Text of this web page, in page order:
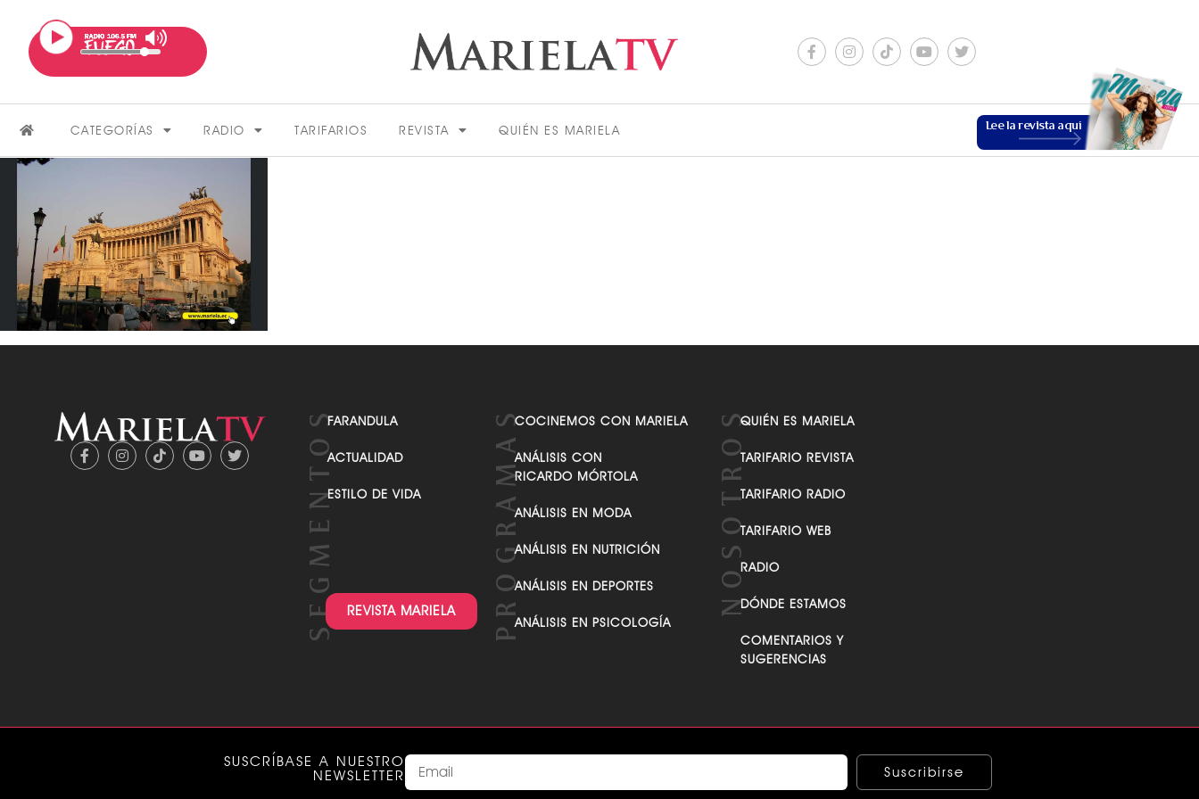
CATEGORÍAS RADIO TARIFARIOS REVISTA QUIÉN ES MARIELA Lee la revista aquí
FARÁNDULA
VER TODAS LAS CATEGORÍAS
FARANDULA
ACTUALIDAD
ESTILO DE VIDA
REVISTA MARIELA
COCINEMOS CON MARIELA
ANÁLISIS CON
RICARDO MÓRTOLA
ANÁLISIS EN MODA
ANÁLISIS EN NUTRICIÓN
ANÁLISIS EN DEPORTES
ANÁLISIS EN PSICOLOGÍA
QUIÉN ES MARIELA
TARIFARIO REVISTA
TARIFARIO RADIO
TARIFARIO WEB
RADIO
DÓNDE ESTAMOS
COMENTARIOS Y
SUGERENCIAS
SUSCRÍBASE A NUESTRO
NEWSLETTER
Suscribirse